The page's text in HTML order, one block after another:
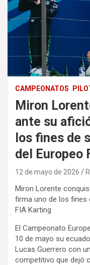
CAMPEONATOS
Miron
ante su
los fines de
del Europeo
12 de mayo de 2026
Miron Lorente
firma uno de los fines
FIA Karting
El Campeonato
10 de mayo su
Lucas Guerrero con
competitivo que dejó